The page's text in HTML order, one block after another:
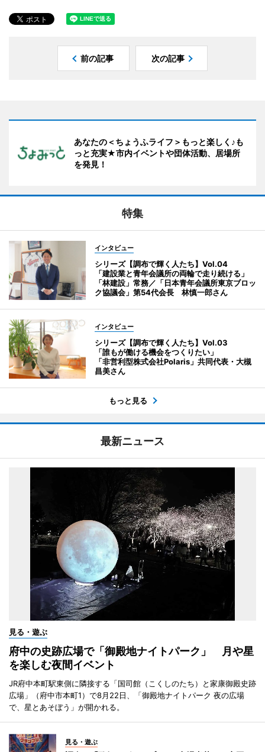
前の記事 次の記事
あなたの＜ちょうふライフ＞もっと楽しく♪も
っと充実★市内イベントや団体活動、居場所
を発見！
特集
インタビュー
シリーズ【調布で輝く人たち】Vol.04
「建設業と青年会議所の両輪で走り続ける」
「林建設」常務／「日本青年会議所東京ブロッ
ク協議会」第54代会長 林慎一郎さん
インタビュー
シリーズ【調布で輝く人たち】Vol.03
「誰もが働ける機会をつくりたい」
「非営利型株式会社Polaris」共同代表・大槻
昌美さん
もっと見る
最新ニュース
見る・遊ぶ
府中の史跡広場で「御殿地ナイトパーク」 月や星
を楽しむ夜間イベント
JR府中本町駅東側に隣接する「国司館（こくしのたち）と家康御殿史跡
広場」（府中市本町1）で8月22日、「御殿地ナイトパーク 夜の広場
で、星とあそぼう」が開かれる。
見る・遊ぶ